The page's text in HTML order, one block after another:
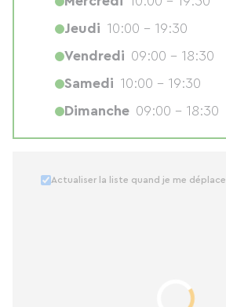
Actualiser la liste quand je me déplace
Jeudi 10:00 - 19:30
Vendredi 09:00 - 18:30
Samedi 10:00 - 19:30
Dimanche 09:00 - 18:30